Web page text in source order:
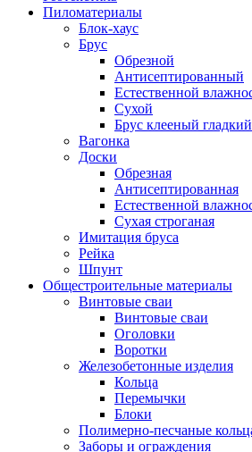
Пиломатериалы
Блок-хаус
Брус
Обрезной
Антисептированный
Естественной
Сухой
Брус клееный гладкий
Вагонка
Доски
Обрезная
Антисептированная
Естественной
Сухая строганая
Имитация бруса
Рейка
Шпунт
Общестроительные материалы
Винтовые сваи
Винтовые сваи
Оголовки
Воротки
Железобетонные изделия
Кольца
Перемычки
Блоки
Полимерно-песчаные
Заборы и ограждения